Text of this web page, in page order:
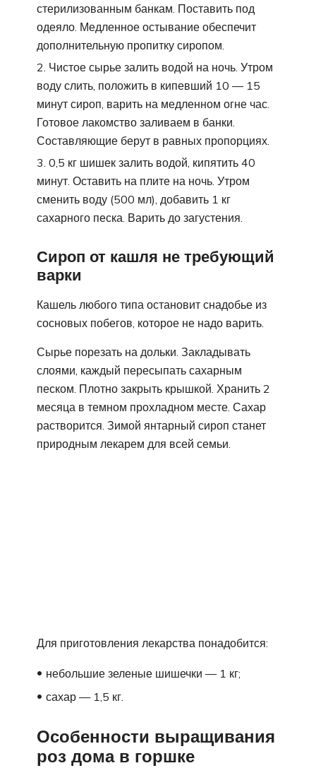
стерилизованным банкам. Поставить под
одеяло. Медленное остывание обеспечит
дополнительную пропитку сиропом.
Чистое сырье залить водой на ночь. Утром
воду слить, положить в кипевший 10 — 15
минут сироп, варить на медленном огне час.
Готовое лакомство заливаем в банки.
Составляющие берут в равных пропорциях.
0,5 кг шишек залить водой, кипятить 40
минут. Оставить на плите на ночь. Утром
сменить воду (500 мл), добавить 1 кг
сахарного песка. Варить до загустения.
Сироп от кашля не требующий
варки
Кашель любого типа остановит снадобье из
сосновых побегов, которое не надо варить.
Сырье порезать на дольки. Закладывать
слоями, каждый пересыпать сахарным
песком. Плотно закрыть крышкой. Хранить 2
месяца в темном прохладном месте. Сахар
растворится. Зимой янтарный сироп станет
природным лекарем для всей семьи.
Для приготовления лекарства понадобится:
небольшие зеленые шишечки — 1 кг;
сахар — 1,5 кг.
Особенности выращивания
роз дома в горшке